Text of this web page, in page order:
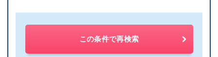
この条件で再検索